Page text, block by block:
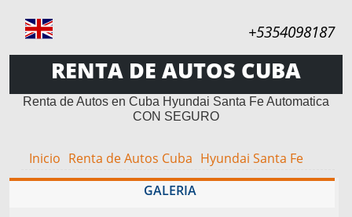
+5354098187
RENTA DE AUTOS CUBA
Renta de Autos en Cuba Hyundai Santa Fe Automatica
CON SEGURO
Inicio Renta de Autos Cuba Hyundai Santa Fe
GALERIA